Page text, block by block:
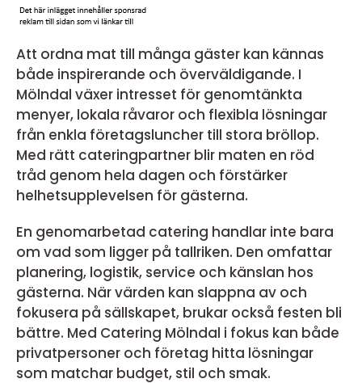
Att ordna mat till många gäster kan kännas
både inspirerande och överväldigande. I
Mölndal växer intresset för genomtänkta
menyer, lokala råvaror och flexibla lösningar
från enkla företagsluncher till stora bröllop.
Med rätt cateringpartner blir maten en röd
tråd genom hela dagen och förstärker
helhetsupplevelsen för gästerna.
En genomarbetad catering handlar inte bara
om vad som ligger på tallriken. Den omfattar
planering, logistik, service och känslan hos
gästerna. När värden kan slappna av och
fokusera på sällskapet, brukar också festen bli
bättre. Med Catering Mölndal i fokus kan både
privatpersoner och företag hitta lösningar
som matchar budget, stil och smak.